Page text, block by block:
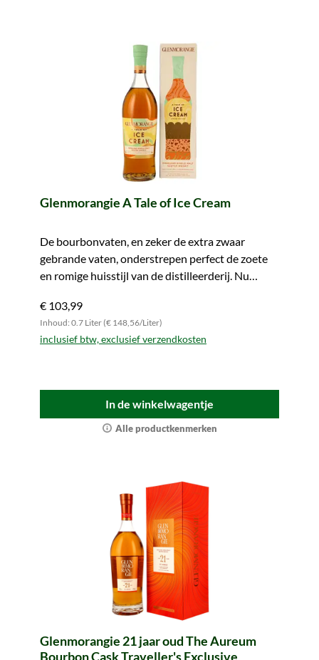
Glenmorangie A Tale of Ice Cream
De bourbonvaten, en zeker de extra zwaar
gebrande vaten, onderstrepen perfect de zoete
en romige huisstijl van de distilleerderij. Nu
€ 103,99
Inhoud: 0.7 Liter (€ 148,56/Liter)
inclusief btw, exclusief verzendkosten
In de winkelwagentje
Alle productkenmerken
Glenmorangie 21 jaar oud The Aureum
Bourbon Cask Traveller's Exclusive